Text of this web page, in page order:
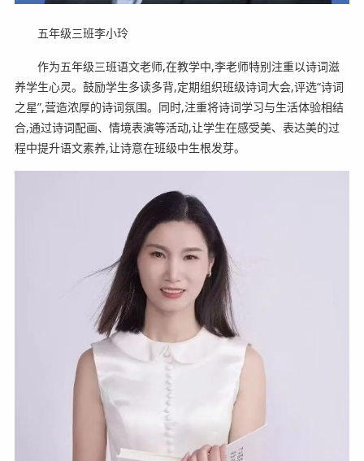
五年级三班李小玲
作为五年级三班语文老师,在教学中,李老师特别注重以诗词滋
养学生心灵。鼓励学生多读多背,定期组织班级诗词大会,评选“诗词
之星”,营造浓厚的诗词氛围。同时,注重将诗词学习与生活体验相结
合,通过诗词配画、情境表演等活动,让学生在感受美、表达美的过
程中提升语文素养,让诗意在班级中生根发芽。